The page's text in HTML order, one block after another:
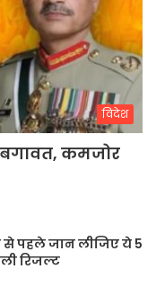
विदेश
कमजोर
पहले जान लीजिए ये 5
रिजल्ट